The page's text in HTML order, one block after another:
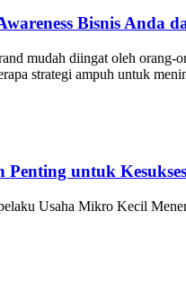
Bisnis Anda
mudah diingat oleh
strategi ampuh untuk
untuk
Usaha Mikro Kecil